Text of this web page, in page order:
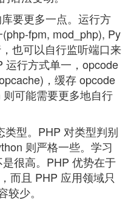
要更多一点。运行方
fpm, mod_php), Py
也可以自行监听端口来
运行方式单一，opcode
，缓存 opcode
可能需要更多地自行
型。PHP 对类型判别
则严格一些。学习
很高。PHP 优势在于
而且 PHP 应用领域只
少。